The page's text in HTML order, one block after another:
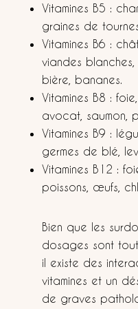
Vitamines B5 :
graines de
Vitamines B6 :
viandes
bière, bananes.
Vitamines B8 :
avocat, saumon,
Vitamines B9 :
germes de blé,
Vitamines B12 :
poissons, œufs,
Bien que les
dosages sont
il existe des
vitamines et un
de graves